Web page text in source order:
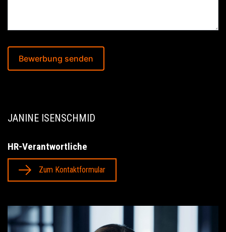
Bewerbung senden
JANINE ISENSCHMID
HR-Verantwortliche
Zum Kontaktformular